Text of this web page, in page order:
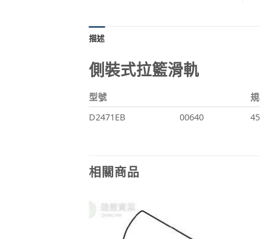
描述
側裝式拉籃滑軌
型號
D2471EB
00640
相關商品